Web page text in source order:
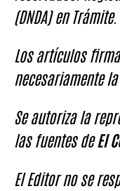
(DNDA) en Trámite.
Los artículos
necesariamente
Se autoriza la
las fuentes deEl
El Editor no se